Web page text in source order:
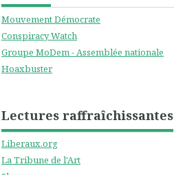
Mouvement Démocrate
Conspiracy Watch
Groupe MoDem - Assemblée nationale
Hoaxbuster
Lectures raffraîchissantes
Liberaux.org
La Tribune de l'Art